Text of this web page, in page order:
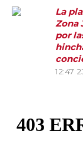
La
Zona
por
12:47